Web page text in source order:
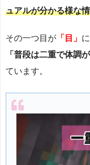
ュアルが分かる様な
その一つ目が 「目」
「普段は二重で体調
ています。